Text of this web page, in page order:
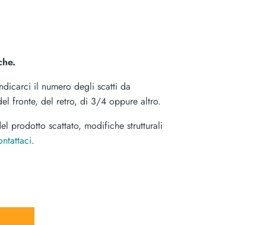
il numero degli scatti da
fronte, del retro, di 3/4 oppure altro.
prodotto scattato, modifiche strutturali
.